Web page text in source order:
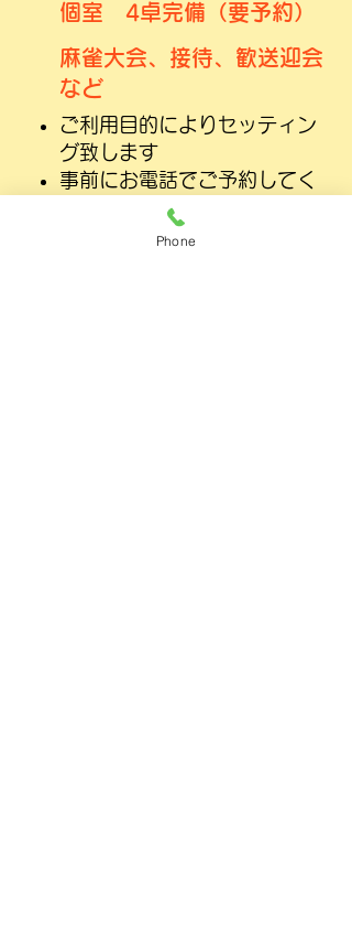
​個室 4卓完備（要予約）
麻雀大会、接待、歓送迎会
など
ご利用目的によりセッティン
グ致します
事前にお電話でご予約してく
Phone